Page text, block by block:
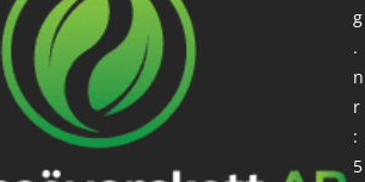
g
.
n
r
:
5